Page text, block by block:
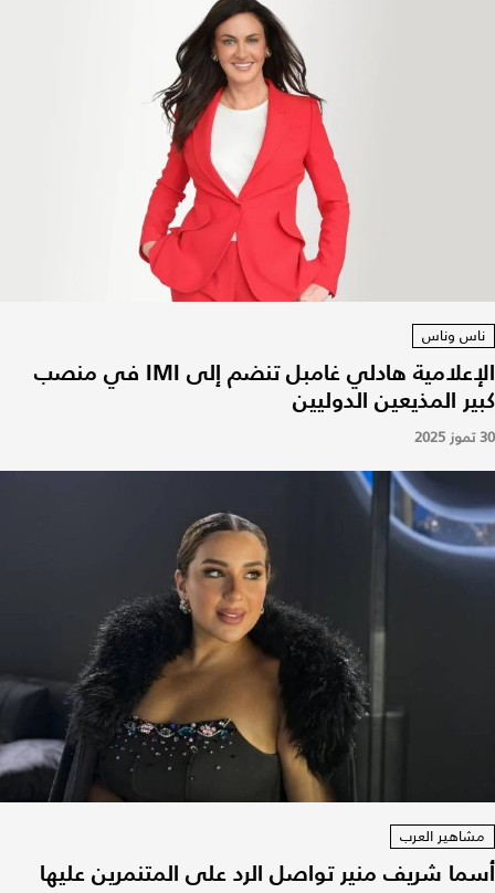
ناس وناس
الإعلامية هادلي غامبل تنضم إلى IMI في منصب
كبير المذيعين الدوليين
30 تموز 2025
مشاهير العرب
أسما شريف منير تواصل الرد على المتنمرين عليها